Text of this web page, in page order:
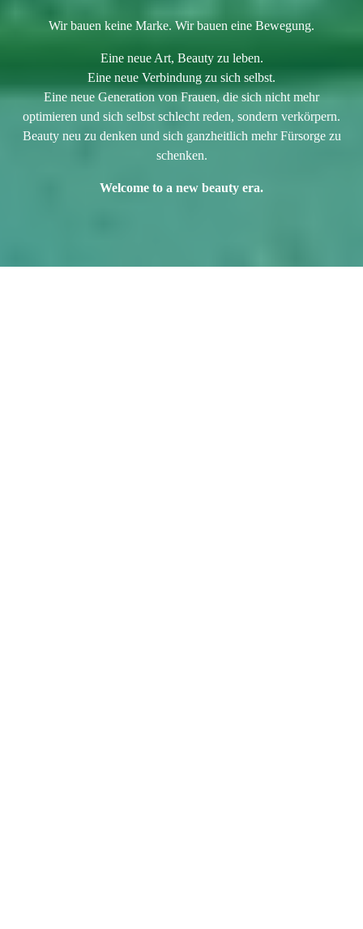
Wir bauen keine Marke. Wir bauen eine Bewegung.
Eine neue Art, Beauty zu leben.
Eine neue Verbindung zu sich selbst.
Eine neue Generation von Frauen, die sich nicht mehr
optimieren und sich selbst schlecht reden, sondern verkörpern.
Beauty neu zu denken und sich ganzheitlich mehr Fürsorge zu
schenken.
Welcome to a new beauty era.